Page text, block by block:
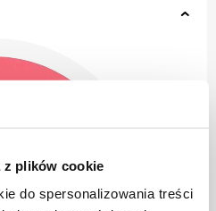
z plików cookie
do spersonalizowania treści